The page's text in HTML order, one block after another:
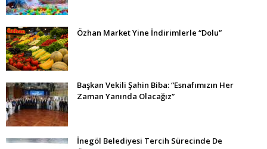
Özhan Market Yine İndirimlerle “Dolu”
Başkan Vekili Şahin Biba: “Esnafımızın Her
Zaman Yanında Olacağız”
İnegöl Belediyesi Tercih Sürecinde De